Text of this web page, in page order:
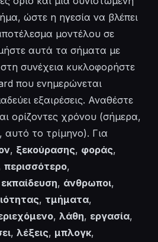
ώστε η ηγεσία να βλέπει
μοντέλου σε
αυτά τα σήματα με
συνέχεια κυκλοφορήστε
που ενημερώνεται
εξαιρέσεις. Αναθέστε
ορίζοντες χρόνου (σήμερα,
το τρίμηνο). Για
, ξεκούρασης, φοράς,
περισσότερο,
εκπαίδευση, άνθρωποι,
, τμήματα,
, λάθη, εργασία,
, λέξεις, μπλογκ,